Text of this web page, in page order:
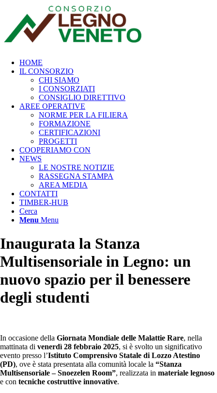
HOME
IL CONSORZIO
CHI SIAMO
I CONSORZIATI
CONSIGLIO DIRETTIVO
AREE OPERATIVE
NORME PER LA FILIERA
FORMAZIONE
CERTIFICAZIONI
PROGETTI
COOPERIAMO CON
NEWS
LE NOSTRE NOTIZIE
RASSEGNA STAMPA
AREA MEDIA
CONTATTI
TIMBER-HUB
Cerca
Menu Menu
Inaugurata la Stanza
Multisensoriale in Legno: un
nuovo spazio per il benessere
degli studenti
In occasione della Giornata Mondiale delle Malattie Rare, nella
mattinata di venerdì 28 febbraio 2025, si è svolto un significativo
evento presso l’Istituto Comprensivo Statale di Lozzo Atestino
(PD), ove è stata presentata alla comunità locale la “Stanza
Multisensoriale – Snoezelen Room”, realizzata in materiale legnoso
e con tecniche costruttive innovative.